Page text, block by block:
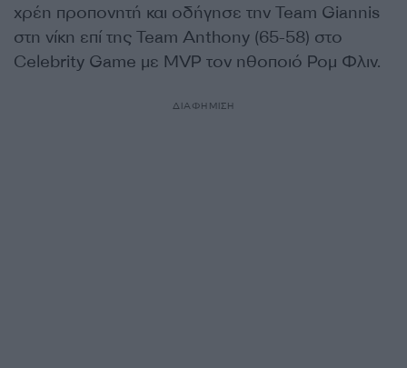
χρέη προπονητή και οδήγησε την Team Giannis
στη νίκη επί της Team Anthony (65-58) στο
Celebrity Game με MVP τον ηθοποιό Ρομ Φλιν.
ΔΙΑΦΗΜΙΣΗ